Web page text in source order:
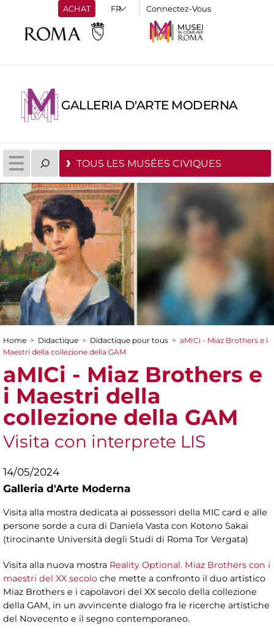
ACHAT Connectez-Vous
GALLERIA D'ARTE MODERNA
TOUS LES MUSÉES CIVIQUES
You are here
Home > Didactique > Didactique pour tous > aMICi - Miaz Brothers e i
Maestri della collezione della GAM
aMICi - Miaz Brothers e
i Maestri della
collezione della GAM
Visita con interprete LIS
14/05/2024
Galleria d'Arte Moderna
Visita alla mostra dedicata ai possessori della MIC card e alle
persone sorde a cura di Daniela Vasta con Kotono Sakai
(tirocinante Università degli Studi di Roma Tor Vergata)
Visita alla nuova mostra Reality Optional. Miaz Brothers con i
maestri del XX secolo che mette a confronto il duo artistico
Miaz Brothers e i capolavori del XX secolo della collezione
della GAM, in un avvincente dialogo fra le ricerche artistiche
del Novecento e il segno contemporaneo.